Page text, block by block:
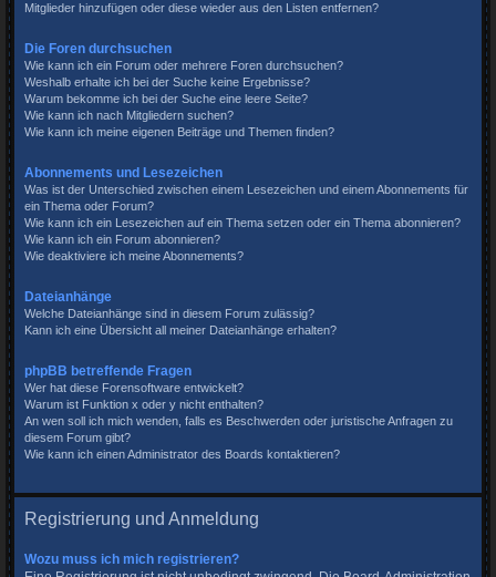
Mitglieder hinzufügen oder diese wieder aus den Listen entfernen?
Die Foren durchsuchen
Wie kann ich ein Forum oder mehrere Foren durchsuchen?
Weshalb erhalte ich bei der Suche keine Ergebnisse?
Warum bekomme ich bei der Suche eine leere Seite?
Wie kann ich nach Mitgliedern suchen?
Wie kann ich meine eigenen Beiträge und Themen finden?
Abonnements und Lesezeichen
Was ist der Unterschied zwischen einem Lesezeichen und einem Abonnements für
ein Thema oder Forum?
Wie kann ich ein Lesezeichen auf ein Thema setzen oder ein Thema abonnieren?
Wie kann ich ein Forum abonnieren?
Wie deaktiviere ich meine Abonnements?
Dateianhänge
Welche Dateianhänge sind in diesem Forum zulässig?
Kann ich eine Übersicht all meiner Dateianhänge erhalten?
phpBB betreffende Fragen
Wer hat diese Forensoftware entwickelt?
Warum ist Funktion x oder y nicht enthalten?
An wen soll ich mich wenden, falls es Beschwerden oder juristische Anfragen zu
diesem Forum gibt?
Wie kann ich einen Administrator des Boards kontaktieren?
Registrierung und Anmeldung
Wozu muss ich mich registrieren?